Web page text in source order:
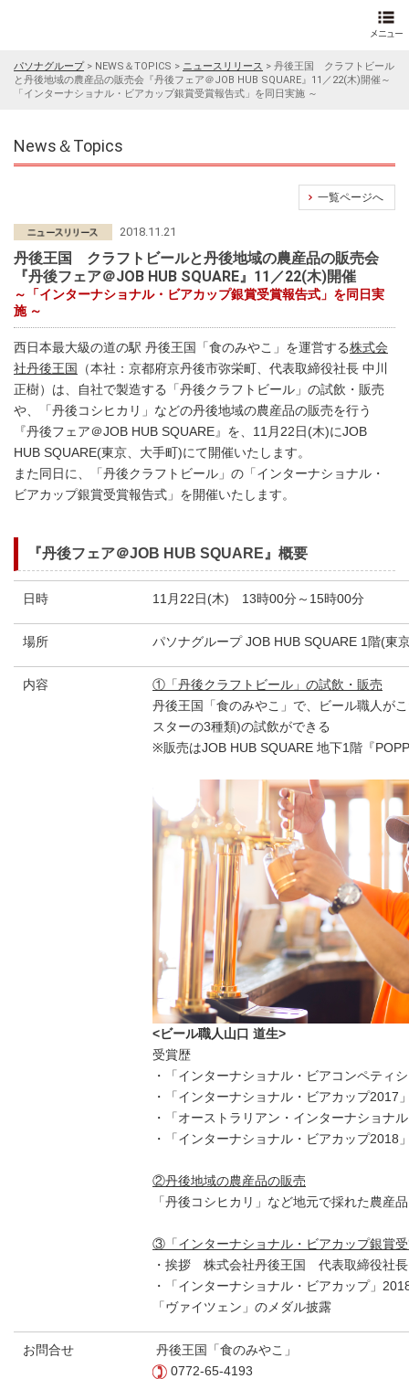
パソナグループ> NEWS＆TOPICS > ニュースリリース > 丹後王国 クラフトビール
と丹後地域の農産品の販売会『丹後フェア＠JOB HUB SQUARE』11／22(木)開催～
「インターナショナル・ビアカップ銀賞受賞報告式」を同日実施 ～
News＆Topics
一覧ページへ
2018.11.21
丹後王国 クラフトビールと丹後地域の農産品の販売会
『丹後フェア＠JOB HUB SQUARE』11／22(木)開催
～「インターナショナル・ビアカップ銀賞受賞報告式」を同日実
施 ～
西日本最大級の道の駅 丹後王国「食のみやこ」を運営する株式会
社丹後王国
（本社：京都府京丹後市弥栄町、代表取締役社長 中川
正樹）は、自社で製造する「丹後クラフトビール」の試飲・販売
や、「丹後コシヒカリ」などの丹後地域の農産品の販売を行う
『丹後フェア＠JOB HUB SQUARE』を、11月22日(木)にJOB
HUB SQUARE(東京、大手町)にて開催いたします。
また同日に、「丹後クラフトビール」の「インターナショナル・
ビアカップ銀賞受賞報告式」を開催いたします。
『丹後フェア＠JOB HUB SQUARE』概要
日時 11月22日(木) 13時00分～15時00分
場所 パソナグループ JOB HUB SQUARE 1階(東
内容
①「丹後クラフトビール」の試飲・販売
丹後王国「食のみやこ」で、ビール職人が
スターの3種類)の試飲ができる
※販売はJOB HUB SQUARE 地下1階『
<ビール職人山口 道生>
受賞歴
・「インターナショナル・ビアコンペティ
・「インターナショナル・ビアカップ2017
・「オーストラリアン・インターナショナ
・「インターナショナル・ビアカップ2018
②丹後地域の農産品の販売
「丹後コシヒカリ」など地元で採れた農
③「インターナショナル・ビアカップ銀賞
・挨拶 株式会社丹後王国 代表取締役社
・「インターナショナル・ビアカップ」
「ヴァイツェン」のメダル披露
お問合せ
丹後王国「食のみやこ」
0772-65-4193